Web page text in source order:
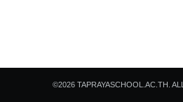
©2026 TAPRAYASCHOOL.AC.TH.